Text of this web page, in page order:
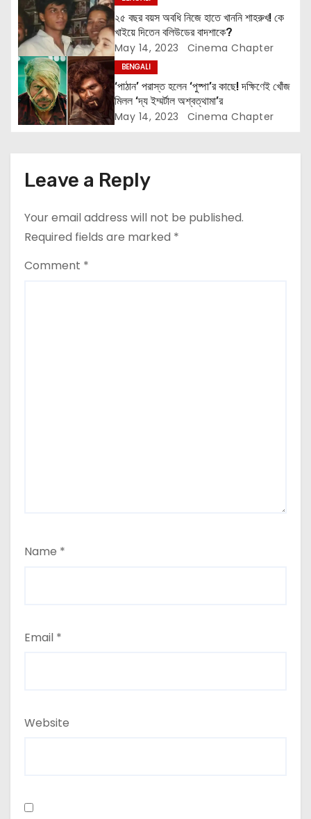
i
o
n
২৫ বছর বয়স অবধি নিজে হাতে খাননি শাহরুখ! কে
খাইয়ে দিতেন বলিউডের বাদশাকে?
May 14, 2023 Cinema Chapter
BENGALI
‘পাঠান’ পরাস্ত হলেন ‘পুষ্পা’র কাছে! দক্ষিণেই খোঁজ
মিলল ‘দ্য ইম্মর্টাল অশ্বত্থামা’র
May 14, 2023 Cinema Chapter
Leave a Reply
Your email address will not be published.
Required fields are marked *
Comment *
Name *
Email *
Website